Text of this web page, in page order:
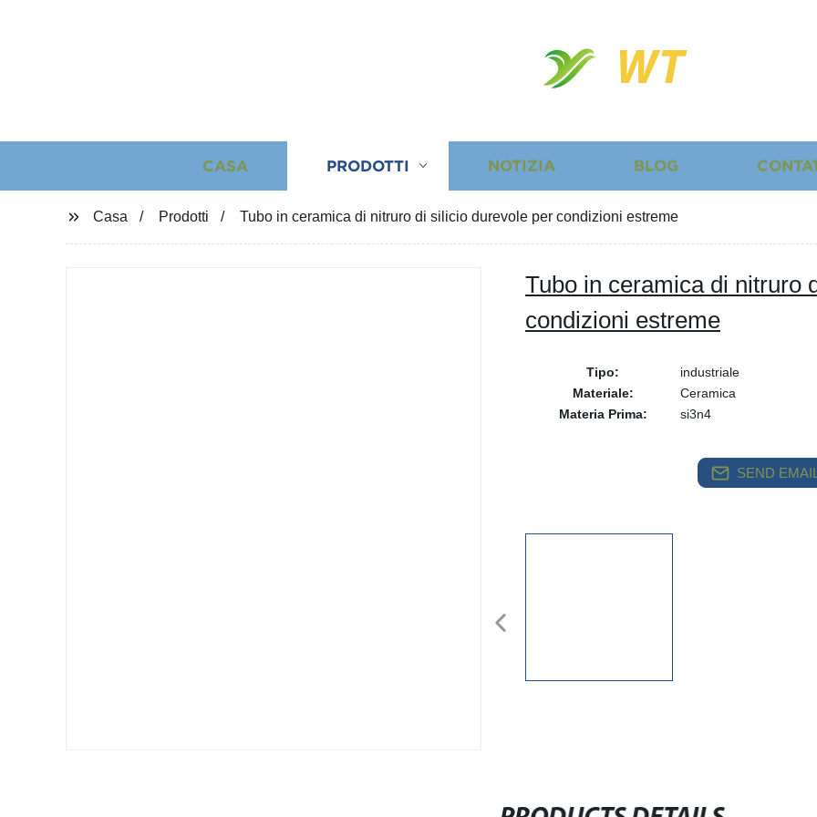
WT
CASA PRODOTTI NOTIZIA BLOG
Casa Prodotti Tubo in ceramica di nitruro di silicio durevole per condizioni estreme
Tubo in ceramica di nitruro
condizioni estreme
Tipo:
industriale
Materiale:
Ceramica
Materia Prima:
si3n4
SEND